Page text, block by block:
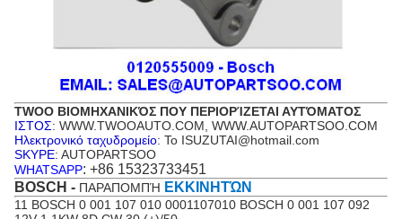
TWOO ΒΙΟΜΗΧΑΝΙΚΌΣ ΠΟΥ ΠΕΡΙΟΡΊΖΕΤΑΙ ΑΥΤΌΜΑΤΟΣ
ΙΣΤΟΣ: WWW.TWOOAUTO.COM, WWW.AUTOPARTSOO.COM
Ηλεκτρονικό ταχυδρομείο: Το ISUZUTAI@hotmail.com
SKYPE: AUTOPARTSOO
WHATSAPP: +86 15323733451
BOSCH - ΠΑΡΑΠΟΜΠΉ ΕΚΚΙΝΗΤΏΝ
11 BOSCH 0 001 107 010 0001107010 BOSCH 0 001 107 092